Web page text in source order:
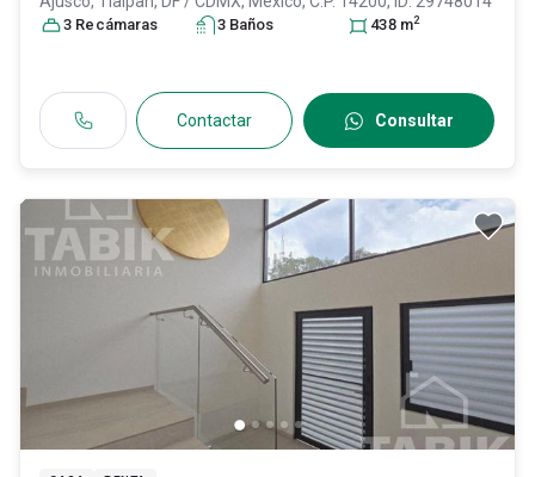
3 Recámaras 3 Baños 438 m2
Contactar Consultar